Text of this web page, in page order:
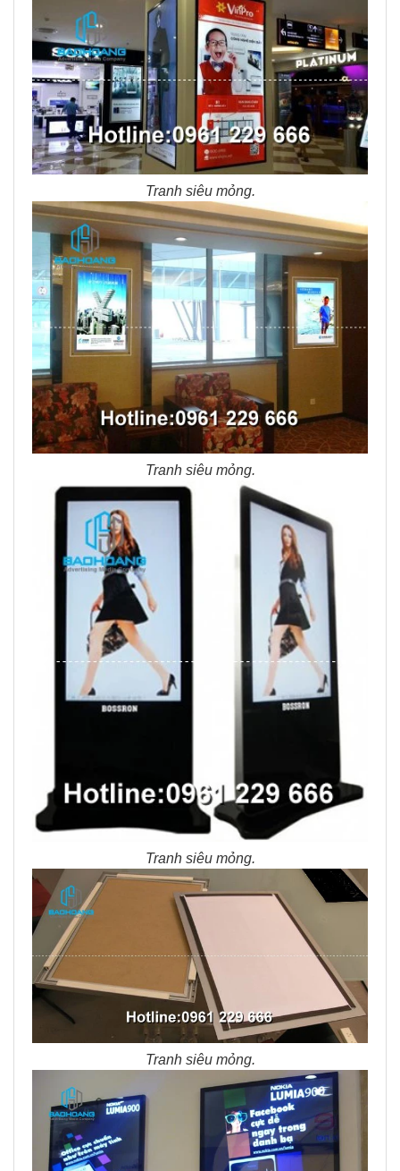
Tranh siêu mỏng.
Tranh siêu mỏng.
Tranh siêu mỏng.
Tranh siêu mỏng.